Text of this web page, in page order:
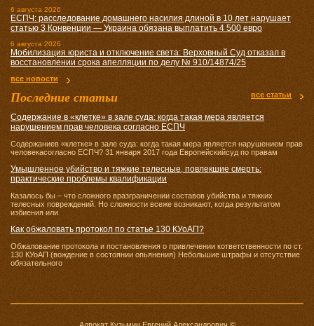
6 августа 2026
ЕСПЧ: расследование домашнего насилия длиной в 10 лет нарушает
статью 3 Конвенции — Украина обязана выплатить 4 500 евро
6 августа 2026
Мобилизация юриста и отключение света: Верховный Суд отказал в
восстановлении срока апелляции по делу № 910/14874/25
все новости
Последние статьи все статьи
Содержание в «клетке» в зале суда: когда такая мера является
нарушением прав человека согласно ЕСПЧ
Содержаниев «клетке» в зале суда: когда такая мера является нарушением прав
человекасогласно ЕСПЧ? 31 января 2017 года Европейскийсуд по правам
Умышленное убийство и тяжкие телесные, повлекшие смерть:
практические проблемы квалификации
Казалось бы – что сложного вразграничении составов убийства и тяжких
телесных повреждений. Но сложности всеже возникают, когда результатом
избиения или
Как обжаловать протокол по статье 130 КУоАП?
Обжалование протокола и постановления о привлечении кответственности по ст.
130 КУоАП (вождение в состоянии опьянения) Небольшие штрафы и отсутствие
обязательного